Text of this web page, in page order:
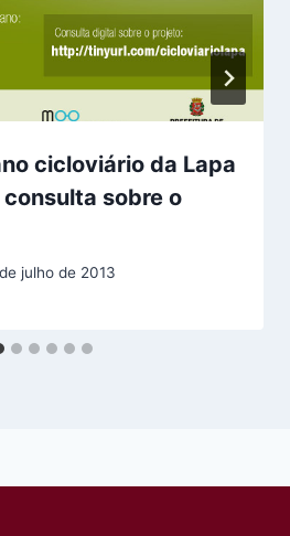
cicloviário da Lapa
sobre o
julho de 2013